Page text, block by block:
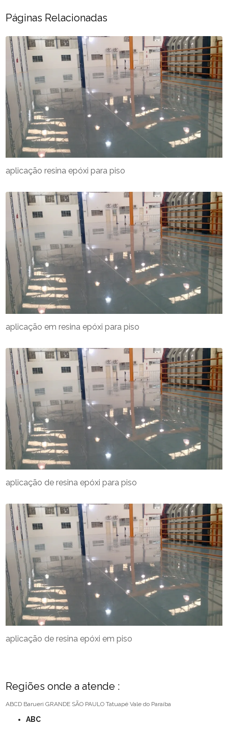
Páginas Relacionadas
aplicação resina epóxi para piso
aplicação em resina epóxi para piso
aplicação de resina epóxi para piso
aplicação de resina epóxi em piso
Regiões onde a atende :
ABCD Barueri GRANDE SÃO PAULO Tatuapé Vale do Paraíba
ABC